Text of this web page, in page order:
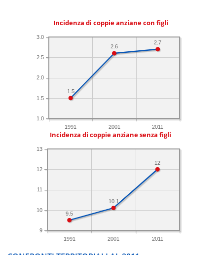
Incidenza di coppie anziane con figli
1991 2001 2011
1.0
1.5
2.0
2.5
3.0
2.7
2.6
1.5
Incidenza di coppie anziane senza figli
1991 2001 2011
9
10
11
12
13
12
10.1
9.5